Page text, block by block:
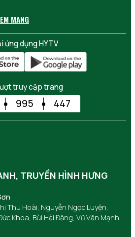
ứng dụng HYTV
truy cập trang
995 447
TRUYỀN HÌNH HƯNG
Thu Hoài, Nguyễn Ngọc Luyện,
Khoa, Bùi Hải Đăng, Vũ Văn Mạnh,